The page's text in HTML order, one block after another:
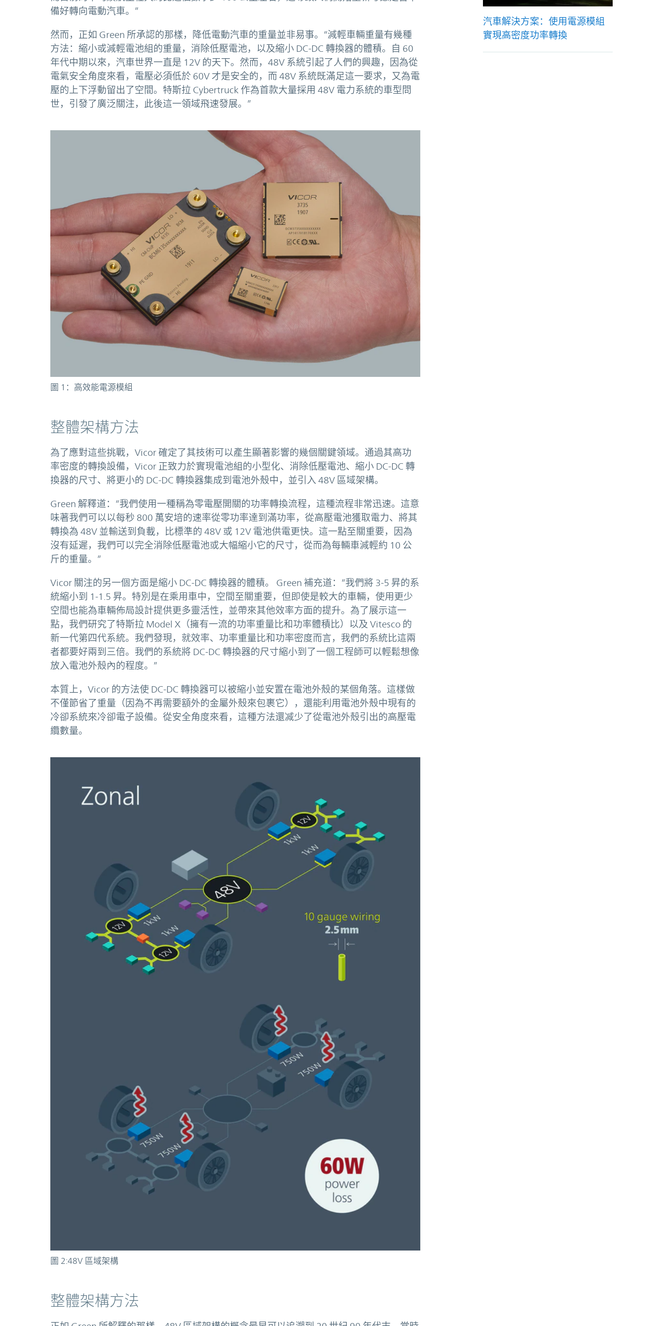
備好轉向電動汽車。”
然而，正如 Green 所承認的那樣，降低電動汽車的重量並非易事。“減輕車輛重量有幾種
方法：縮小或減輕電池組的重量，消除低壓電池，以及縮小 DC-DC 轉換器的體積。自 60
年代中期以來，汽車世界一直是 12V 的天下。然而，48V 系統引起了人們的興趣，因為從
電氣安全角度來看，電壓必須低於 60V 才是安全的，而 48V 系統既滿足這一要求，又為電
壓的上下浮動留出了空間。特斯拉 Cybertruck 作為首款大量採用 48V 電力系統的車型問
世，引發了廣泛關注，此後這一領域飛速發展。”
圖 1：高效能電源模組
整體架構方法
為了應對這些挑戰，Vicor 確定了其技術可以產生顯著影響的幾個關鍵領域。通過其高功
率密度的轉換設備，Vicor 正致力於實現電池組的小型化、消除低壓電池、縮小 DC-DC 轉
換器的尺寸、將更小的 DC-DC 轉換器集成到電池外殼中，並引入 48V 區域架構。
Green 解釋道：“我們使用一種稱為零電壓開關的功率轉換流程，這種流程非常迅速。這意
味著我們可以以每秒 800 萬安培的速率從零功率達到滿功率，從高壓電池獲取電力、將其
轉換為 48V 並輸送到負載，比標準的 48V 或 12V 電池供電更快。這一點至關重要，因為
沒有延遲，我們可以完全消除低壓電池或大幅縮小它的尺寸，從而為每輛車減輕約 10 公
斤的重量。”
Vicor 關注的另一個方面是縮小 DC-DC 轉換器的體積。 Green 補充道：“我們將 3-5 昇的系
統縮小到 1-1.5 昇。特別是在乘用車中，空間至關重要，但即使是較大的車輛，使用更少
空間也能為車輛佈局設計提供更多靈活性，並帶來其他效率方面的提升。為了展示這一
點，我們研究了特斯拉 Model X（擁有一流的功率重量比和功率體積比）以及 Vitesco 的
新一代第四代系統。我們發現，就效率、功率重量比和功率密度而言，我們的系統比這兩
者都要好兩到三倍。我們的系統將 DC-DC 轉換器的尺寸縮小到了一個工程師可以輕鬆想像
放入電池外殼內的程度。”
本質上，Vicor 的方法使 DC-DC 轉換器可以被縮小並安置在電池外殼的某個角落。這樣做
不僅節省了重量（因為不再需要額外的金屬外殼來包裹它），還能利用電池外殼中現有的
冷卻系統來冷卻電子設備。從安全角度來看，這種方法還减少了從電池外殼引出的高壓電
纜數量。
圖 2:48V 區域架構
整體架構方法
汽車解決方案：使用電源模組
實現高密度功率轉換